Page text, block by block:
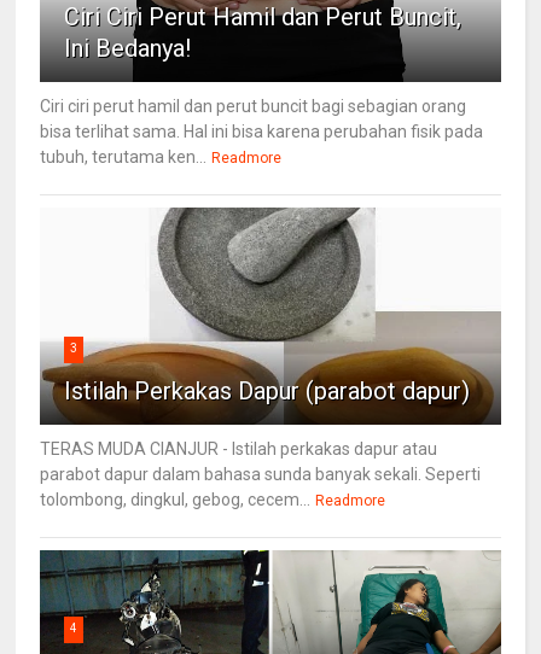
Ciri Ciri Perut Hamil dan Perut Buncit,
Ini Bedanya!
Ciri ciri perut hamil dan perut buncit bagi sebagian orang
bisa terlihat sama. Hal ini bisa karena perubahan fisik pada
tubuh, terutama ken...
Readmore
3
Istilah Perkakas Dapur (parabot dapur)
TERAS MUDA CIANJUR - Istilah perkakas dapur atau
parabot dapur dalam bahasa sunda banyak sekali. Seperti
tolombong, dingkul, gebog, cecem...
Readmore
4